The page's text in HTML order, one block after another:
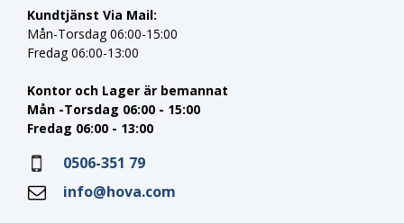
Kundtjänst Via Mail:
Mån-Torsdag 06:00-15:00
Fredag 06:00-13:00
Kontor och Lager är bemannat
Mån -Torsdag 06:00 - 15:00
Fredag 06:00 - 13:00
0506-351 79
info@hova.com